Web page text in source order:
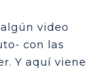
video
con las
Y aquí viene